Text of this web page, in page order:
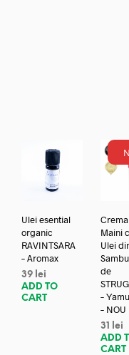
Ulei esential
organic
RAVINTSARA
– Aromax
39 lei
ADD TO
CART
Maini
Ulei
de
–
– NOU
31
lei
ADD
CART